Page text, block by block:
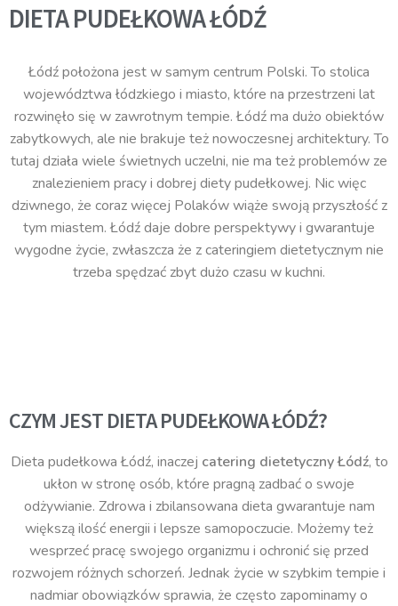
DIETA PUDEŁKOWA ŁÓDŹ
Łódź położona jest w samym centrum Polski. To stolica
województwa łódzkiego i miasto, które na przestrzeni lat
rozwinęło się w zawrotnym tempie. Łódź ma dużo obiektów
zabytkowych, ale nie brakuje też nowoczesnej architektury. To
tutaj działa wiele świetnych uczelni, nie ma też problemów ze
znalezieniem pracy i dobrej diety pudełkowej. Nic więc
dziwnego, że coraz więcej Polaków wiąże swoją przyszłość z
tym miastem. Łódź daje dobre perspektywy i gwarantuje
wygodne życie, zwłaszcza że z cateringiem dietetycznym nie
trzeba spędzać zbyt dużo czasu w kuchni.
CZYM JEST DIETA PUDEŁKOWA ŁÓDŹ?
Dieta pudełkowa Łódź, inaczej catering dietetyczny Łódź, to
ukłon w stronę osób, które pragną zadbać o swoje
odżywianie. Zdrowa i zbilansowana dieta gwarantuje nam
większą ilość energii i lepsze samopoczucie. Możemy też
wesprzeć pracę swojego organizmu i ochronić się przed
rozwojem różnych schorzeń. Jednak życie w szybkim tempie i
nadmiar obowiązków sprawia, że często zapominamy o